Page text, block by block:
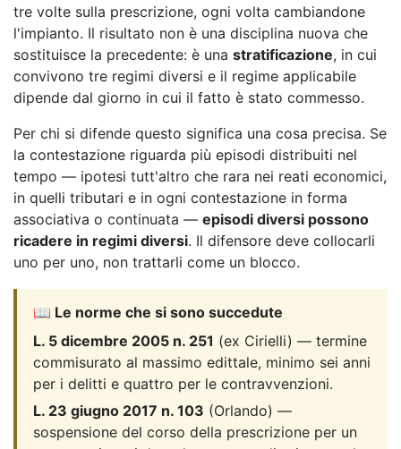
tre volte sulla prescrizione, ogni volta cambiandone
l'impianto. Il risultato non è una disciplina nuova che
sostituisce la precedente: è una stratificazione, in cui
convivono tre regimi diversi e il regime applicabile
dipende dal giorno in cui il fatto è stato commesso.
Per chi si difende questo significa una cosa precisa. Se
la contestazione riguarda più episodi distribuiti nel
tempo — ipotesi tutt'altro che rara nei reati economici,
in quelli tributari e in ogni contestazione in forma
associativa o continuata — episodi diversi possono
ricadere in regimi diversi. Il difensore deve collocarli
uno per uno, non trattarli come un blocco.
📖 Le norme che si sono succedute
L. 5 dicembre 2005 n. 251 (ex Cirielli) — termine
commisurato al massimo edittale, minimo sei anni
per i delitti e quattro per le contravvenzioni.
L. 23 giugno 2017 n. 103 (Orlando) —
sospensione del corso della prescrizione per un